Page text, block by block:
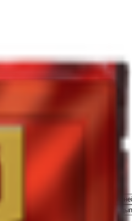
Приправа «Gurmina» для
Приправа «Gurmina» для